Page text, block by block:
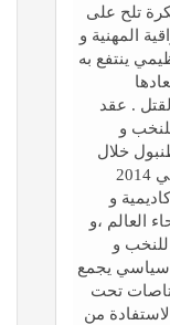
فكرة تلح على
المهنية و
ينتفع به
. عقد
و
خلال
المدة 31 تشرين الاول – 1 تشرين الثاني 2014
اكاديمية و
انحاء العالم ،و
للنخب و
سياسي يجمع
تحت
من